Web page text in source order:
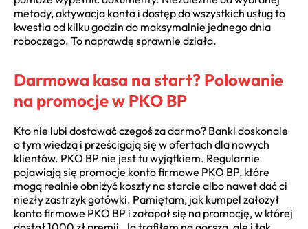
metody, aktywacja konta i dostęp do wszystkich usług to
kwestia od kilku godzin do maksymalnie jednego dnia
roboczego. To naprawdę sprawnie działa.
Darmowa kasa na start? Polowanie
na promocje w PKO BP
Kto nie lubi dostawać czegoś za darmo? Banki doskonale
o tym wiedzą i prześcigają się w ofertach dla nowych
klientów. PKO BP nie jest tu wyjątkiem. Regularnie
pojawiają się promocje konto firmowe PKO BP, które
mogą realnie obniżyć koszty na starcie albo nawet dać ci
niezły zastrzyk gotówki. Pamiętam, jak kumpel założył
konto firmowe PKO BP i załapał się na promocję, w której